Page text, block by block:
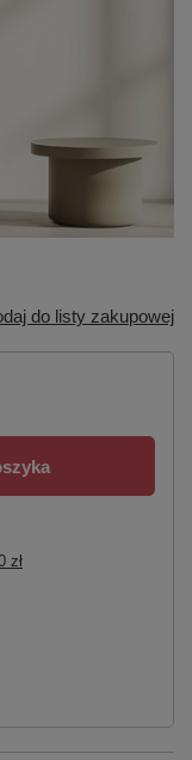
do listy zakupowej
zł